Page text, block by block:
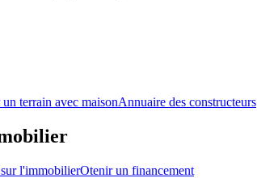
terrain avec maisonAnnuaire des constructeurs
l'immobilierOtenir un financement